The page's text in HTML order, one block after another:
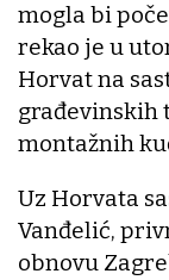
mogla bi
rekao je u
Horvat na
građevinskih
montažnih
Uz Horvata
Vanđelić,
obnovu